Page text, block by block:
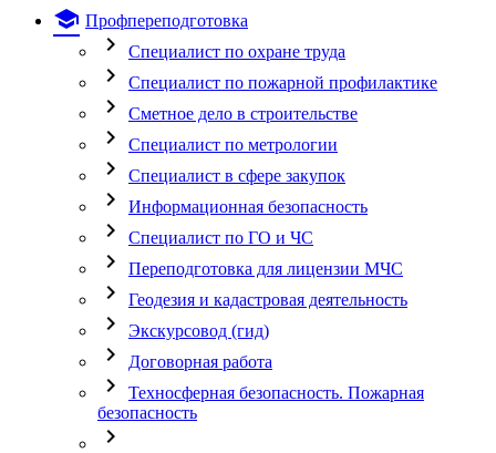
school Профпереподготовка
chevron_right Специалист по охране труда
chevron_right Специалист по пожарной профилактике
chevron_right Сметное дело в строительстве
chevron_right Специалист по метрологии
chevron_right Специалист в сфере закупок
chevron_right Информационная безопасность
chevron_right Специалист по ГО и ЧС
chevron_right Переподготовка для лицензии МЧС
chevron_right Геодезия и кадастровая деятельность
chevron_right Экскурсовод (гид)
chevron_right Договорная работа
chevron_right
Техносферная безопасность. Пожарная
безопасность
chevron_right